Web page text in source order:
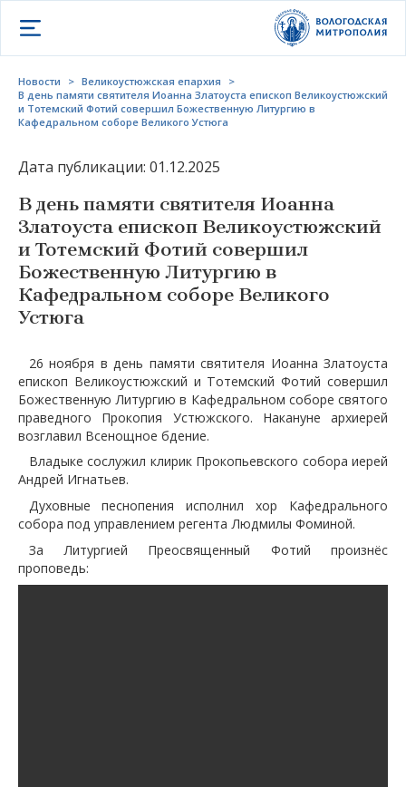
Открыть меню
Новости > Великоустюжская епархия
>
В день памяти святителя Иоанна Златоуста епископ Великоустюжский
и Тотемский Фотий совершил Божественную Литургию в
Кафедральном соборе Великого Устюга
Дата публикации: 01.12.2025
В день памяти святителя Иоанна
Златоуста епископ Великоустюжский
и Тотемский Фотий совершил
Божественную Литургию в
Кафедральном соборе Великого
Устюга
26 ноября в день памяти святителя Иоанна Златоуста
епископ Великоустюжский и Тотемский Фотий совершил
Божественную Литургию в Кафедральном соборе святого
праведного Прокопия Устюжского. Накануне архиерей
возглавил Всенощное бдение.
Владыке сослужил клирик Прокопьевского собора иерей
Андрей Игнатьев.
Духовные песнопения исполнил хор Кафедрального
собора под управлением регента Людмилы Фоминой.
За Литургией Преосвященный Фотий произнёс
проповедь: